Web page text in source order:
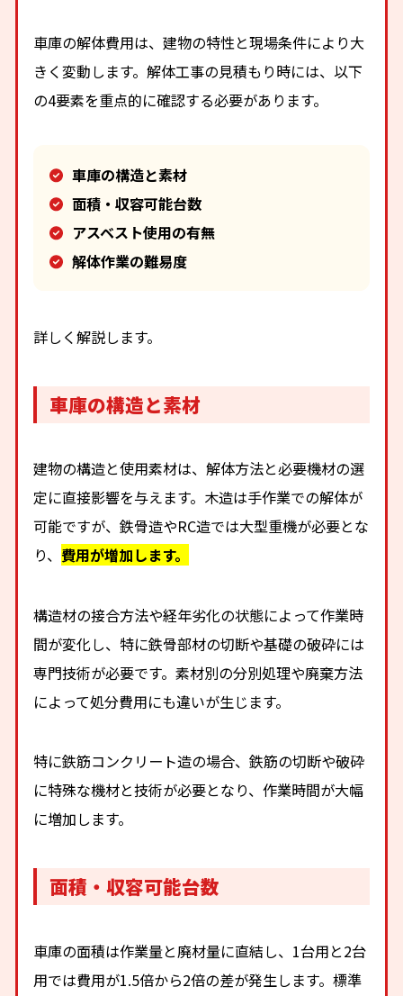
車庫の解体費用は、建物の特性と現場条件により大
きく変動します。解体工事の見積もり時には、以下
の4要素を重点的に確認する必要があります。
車庫の構造と素材
面積・収容可能台数
アスベスト使用の有無
解体作業の難易度
詳しく解説します。
車庫の構造と素材
建物の構造と使用素材は、解体方法と必要機材の選
定に直接影響を与えます。木造は手作業での解体が
可能ですが、鉄骨造やRC造では大型重機が必要とな
り、費用が増加します。
構造材の接合方法や経年劣化の状態によって作業時
間が変化し、特に鉄骨部材の切断や基礎の破砕には
専門技術が必要です。素材別の分別処理や廃棄方法
によって処分費用にも違いが生じます。
特に鉄筋コンクリート造の場合、鉄筋の切断や破砕
に特殊な機材と技術が必要となり、作業時間が大幅
に増加します。
面積・収容可能台数
車庫の面積は作業量と廃材量に直結し、1台用と2台
用では費用が1.5倍から2倍の差が発生します。標準